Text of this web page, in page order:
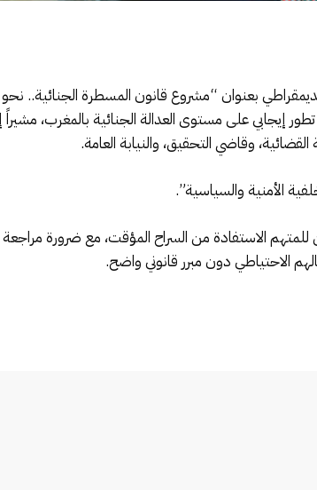
بعنوان “مشروع قانون المسطرة الجنائية..
لن يُحدث أي تطور إيجابي على مستوى العدالة الجنائية بالمغرب،
وقاضي التحقيق، والنيابة العامة.
الأمنية والسياسية”.
للمتهم الاستفادة من السراح المؤقت، مع ضرورة
الاحتياطي دون مبرر قانوني واضح.